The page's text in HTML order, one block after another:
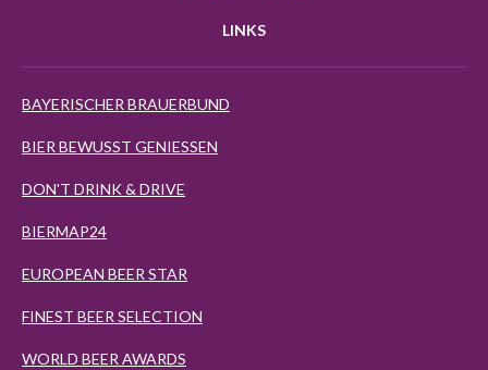
LINKS
BAYERISCHER BRAUERBUND
BIER BEWUSST GENIESSEN
DON'T DRINK & DRIVE
BIERMAP24
EUROPEAN BEER STAR
FINEST BEER SELECTION
WORLD BEER AWARDS